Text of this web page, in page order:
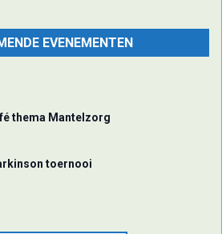
- dirigent/pianist
EVENEMENTEN
thema Mantelzorg
toernooi